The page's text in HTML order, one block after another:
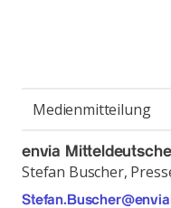
Medienmitteilung
envia
Stefan Buscher,